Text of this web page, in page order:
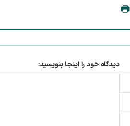
دیدگاه خود را اینجا بنویسید: